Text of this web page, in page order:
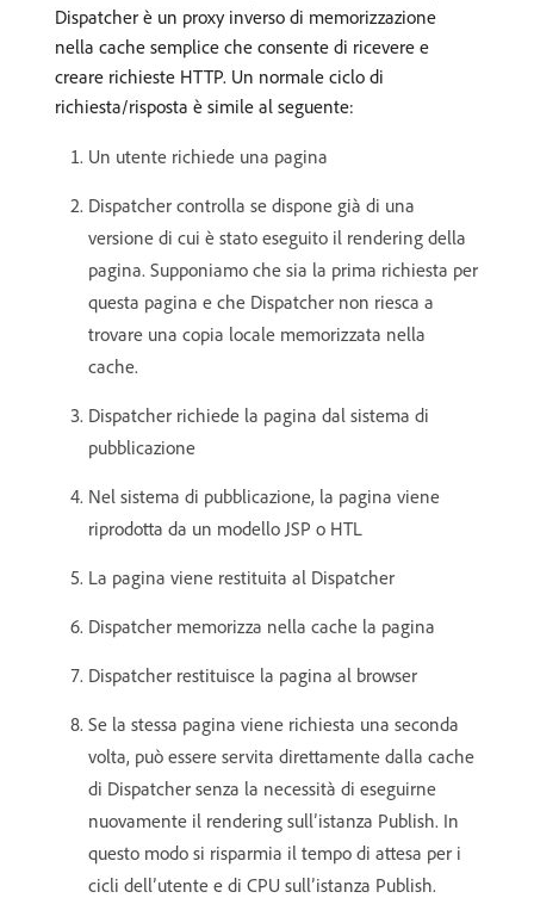
Dispatcher è un proxy inverso di memorizzazione
nella cache semplice che consente di ricevere e
creare richieste HTTP. Un normale ciclo di
richiesta/risposta è simile al seguente:
Un utente richiede una pagina
Dispatcher controlla se dispone già di una
versione di cui è stato eseguito il rendering della
pagina. Supponiamo che sia la prima richiesta per
questa pagina e che Dispatcher non riesca a
trovare una copia locale memorizzata nella
cache.
Dispatcher richiede la pagina dal sistema di
pubblicazione
Nel sistema di pubblicazione, la pagina viene
riprodotta da un modello JSP o HTL
La pagina viene restituita al Dispatcher
Dispatcher memorizza nella cache la pagina
Dispatcher restituisce la pagina al browser
Se la stessa pagina viene richiesta una seconda
volta, può essere servita direttamente dalla cache
di Dispatcher senza la necessità di eseguirne
nuovamente il rendering sull’istanza Publish. In
questo modo si risparmia il tempo di attesa per i
cicli dell’utente e di CPU sull’istanza Publish.